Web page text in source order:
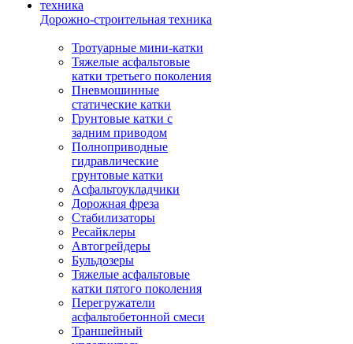
Дорожно-строительная техника
Тротуарные мини-катки
Тяжелые асфальтовые
катки третьего поколения
Пневмошинные
статические катки
Грунтовые катки с
задним приводом
Полноприводные
гидравлические
грунтовые катки
Асфальтоукладчики
Дорожная фреза
Стабилизаторы
Ресайклеры
Автогрейдеры
Бульдозеры
Тяжелые асфальтовые
катки пятого поколения
Перегружатели
асфальтобетонной смеси
Траншейный